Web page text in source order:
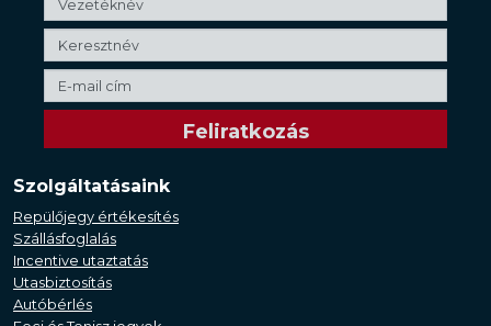
Szolgáltatásaink
Repülőjegy értékesítés
Szállásfoglalás
Incentive utaztatás
Utasbiztosítás
Autóbérlés